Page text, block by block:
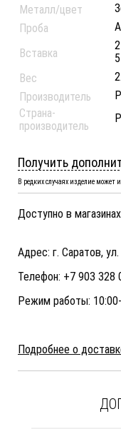
Металл/цвет
Проба
Вставка
Вес
Производитель
Страна-
производитель
Получить
В редких случаях изделие может
Доступно в
Адрес: г. Саратов,
Телефон: +7 903 328
Режим работы:
Подробнее о